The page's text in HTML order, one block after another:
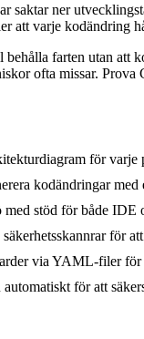
saktar ner
att varje kodändring
farten utan
ofta missar.
för
kodändringar med
stöd för både IDE
för
via YAML-filer
för att